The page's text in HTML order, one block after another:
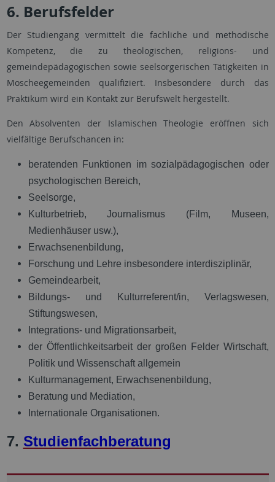
6. Berufsfelder
Der Studiengang vermittelt die fachliche und methodische
Kompetenz, die zu theologischen, religions- und
gemeindepädagogischen sowie seelsorgerischen Tätigkeiten in
Moscheegemeinden qualifiziert. Insbesondere durch das
Praktikum wird ein Kontakt zur Berufswelt hergestellt.
Den Absolventen der Islamischen Theologie eröffnen sich
vielfältige Berufschancen in:
beratenden Funktionen im sozialpädagogischen oder
psychologischen Bereich,
Seelsorge,
Kulturbetrieb, Journalismus (Film, Museen,
Medienhäuser usw.),
Erwachsenenbildung,
Forschung und Lehre insbesondere interdisziplinär,
Gemeindearbeit,
Bildungs- und Kulturreferent/in, Verlagswesen,
Stiftungswesen,
Integrations- und Migrationsarbeit,
der Öffentlichkeitsarbeit der großen Felder Wirtschaft,
Politik und Wissenschaft allgemein
Kulturmanagement, Erwachsenenbildung,
Beratung und Mediation,
Internationale Organisationen.
7. Studienfachberatung